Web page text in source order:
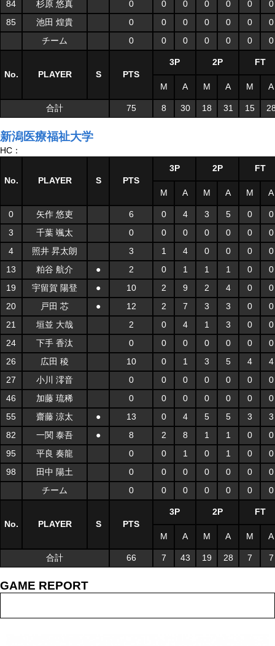
84
杉原 悠真 0 0 0 0 0 0
0
85
池田 煌貴 0 0 0 0 0 0
0
チーム
0 0 0 0 0 0 0
No. PLAYER S PTS
3P 2P FT
M A M A M A
合計 75 8 30 18 31 15
新潟医療福祉大学
HC：
No. PLAYER S PTS
3P 2P FT
M A M A M A
0 矢作 悠吏 6 0 4 3 5 0
0
3
千葉 颯太 0 0 0 0 0 0
0
4
照井 昇太朗 3 1 4 0 0 0
0
13
粕谷 航介 ● 2 0 1 1 1 0
0
19
宇留賀 陽登 ● 10 2 9 2 4 0
0
20
戸田 芯 ● 12 2 7 3 3 0
0
21
垣並 大哉 2 0 4 1 3 0
0
24
下手 香汰 0 0 0 0 0 0
0
26
広田 稜 10 0 1 3 5 4
4
27
小川 澪音 0 0 0 0 0 0
0
46
加藤 琉稀 0 0 0 0 0 0
0
55
齋藤 涼太 ● 13 0 4 5 5 3
3
82
一関 泰吾 ● 8 2 8 1 1 0
0
95
平良 奏龍 0 0 1 0 1 0
0
98
田中 陽土 0 0 0 0 0 0
0
チーム
0 0 0 0 0 0 0
No. PLAYER S PTS
3P 2P FT
M A M A M A
合計 66 7 43 19 28 7 7
GAME REPORT